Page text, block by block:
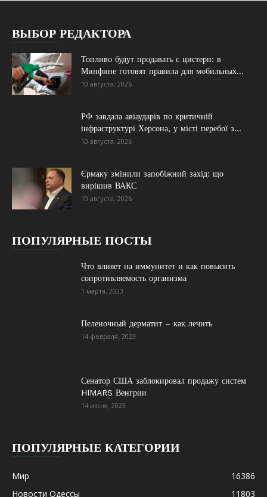
ВЫБОР РЕДАКТОРА
Топливо будут продавать с цистерн: в
Минфине готовят правила для мобильных...
10 августа, 2026
РФ завдала авіаударів по критичній
інфраструктурі Херсона, у місті перебої з...
10 августа, 2026
Єрмаку змінили запобіжний захід: що
вирішив ВАКС
10 августа, 2026
ПОПУЛЯРНЫЕ ПОСТЫ
Что влияет на иммунитет и как повысить
сопротивляемость организма
1 марта, 2023
Пеленочный дерматит – как лечить
14 февраля, 2023
Сенатор США заблокировал продажу систем
HIMARS Венгрии
14 июня, 2023
ПОПУЛЯРНЫЕ КАТЕГОРИИ
Мир
16386
Новости Одессы
11803